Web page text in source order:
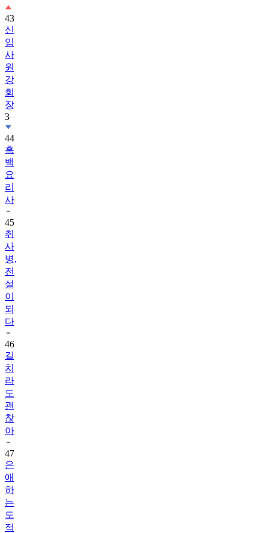
43
신
입
사
원
강
회
장
3
44
흑
백
요
리
사
45
취
사
병,
전
설
이
되
다
46
길
치
라
도
괜
찮
아
47
은
애
하
는
도
적